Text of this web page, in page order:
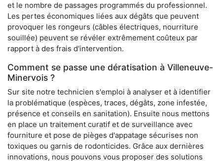
et le nombre de passages programmés du professionnel.
Les pertes économiques liées aux dégâts que peuvent
provoquer les rongeurs (câbles électriques, nourriture
souillée) peuvent se révéler extrêmement coûteux par
rapport à des frais d'intervention.
Comment se passe une dératisation à Villeneuve-
Minervois ?
Sur site notre technicien s'emploi à analyser et à identifier
la problématique (espèces, traces, dégâts, zone infestée,
présence et conseils en sanitation). Ensuite nous mettons
en place un traitement curatif et de surveillance avec
fourniture et pose de pièges d'appatage sécurises non
toxiques ou garnis de rodonticides. Grâce aux dernières
innovations, nous pouvons vous proposer des solutions